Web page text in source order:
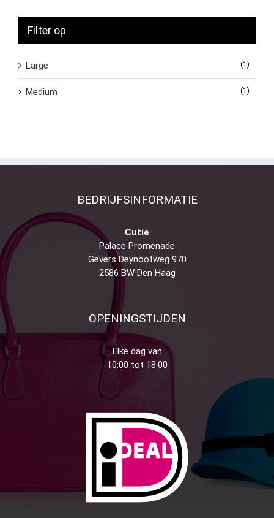
Filter op
Large (1)
Medium (1)
BEDRIJFSINFORMATIE
Cutie
Palace Promenade
Gevers Deynootweg 970
2586 BW Den Haag
OPENINGSTIJDEN
Elke dag van
10:00 tot 18:00